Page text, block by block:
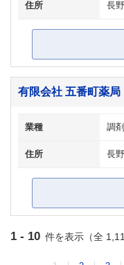
住所 長
有限会社 五番町薬局
業種 調
住所 長
1 - 10 件を表示（全